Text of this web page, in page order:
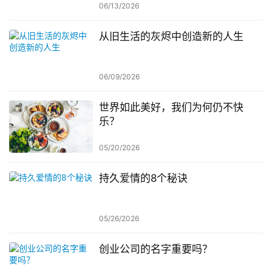
06/13/2026
从旧生活的灰烬中创造新的人生
06/09/2026
世界如此美好，我们为何仍不快
乐？
05/20/2026
持久爱情的8个秘诀
05/26/2026
创业公司的名字重要吗？